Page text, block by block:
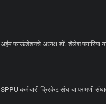
अर्हम फाऊंडेशनचे अध्यक्ष डॉ. शैलेश पगारिया
SPPU कर्मचारी क्रिकेट संघाचा परभणी